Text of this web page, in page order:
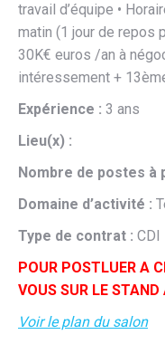
travail d’équipe •
matin (1 jour de repos
30K€ euros /an à
intéressement +
Expérience : 3 ans
Lieu(x) :
Nombre de postes à
Domaine d’activité :
Type de contrat : CDI
POUR POSTLUER A
VOUS SUR LE
Voir le plan du salon